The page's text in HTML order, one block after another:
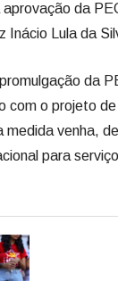
da
Inácio Lula da
da
com o projeto
medida venha,
para